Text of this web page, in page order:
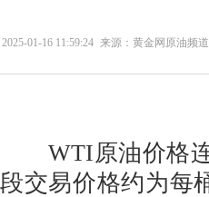
2025-01-16 11:59:24 来源：黄金网原油频道
WTI原油价格连
段交易价格约为每